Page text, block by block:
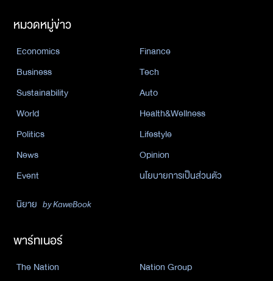
หมวดหมู่ข่าว
Economics
Finance
Business
Tech
Sustainability
Auto
World
Health&Wellness
Politics
Lifestyle
News
Opinion
Event
นโยบายการเป็นส่วนตัว
นิยาย by KaweBook
พาร์ทเนอร์
The Nation
Nation Group